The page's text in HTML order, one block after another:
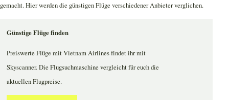
gemacht. Hier werden die günstigen Flüge verschiedener Anbieter verglichen.
Günstige Flüge finden
Preiswerte Flüge mit Vietnam Airlines findet ihr mit
Skyscanner. Die Flugsuchmaschine vergleicht für euch die
aktuellen Flugpreise.